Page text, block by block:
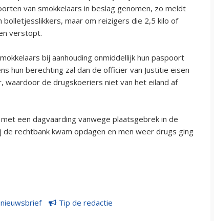
van smokkelaars in beslag genomen, zo meldt
maar om reizigers die 2,5 kilo of
verstopt.
bij aanhouding onmiddellijk hun paspoort
hun berechting zal dan de officier van Justitie eisen
de drugskoeriers niet van het eiland af
een dagvaarding vanwege plaatsgebrek in de
rechtbank kwam opdagen en men weer drugs ging
Tip de redactie